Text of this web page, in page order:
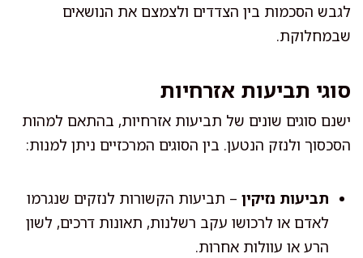
לגבש הסכמות בין הצדדים ולצמצם את הנושאים
שבמחלוקת.
סוגי תביעות אזרחיות
ישנם סוגים שונים של תביעות אזרחיות, בהתאם למהות
הסכסוך ולנזק הנטען. בין הסוגים המרכזיים ניתן למנות:
תביעות נזיקין – תביעות הקשורות לנזקים שנגרמו
לאדם או לרכושו עקב רשלנות, תאונות דרכים, לשון
הרע או עוולות אחרות.